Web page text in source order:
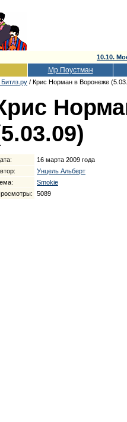
10.10.
Мр.Поустман
/ Крис Норман в Воронеже
16 марта 2009 года
Унцель Альберт
Smokie
5089